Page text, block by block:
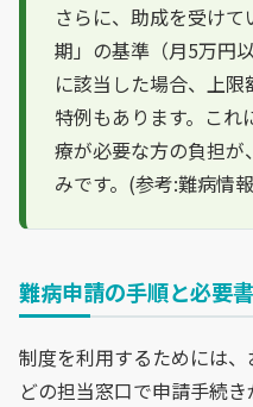
さらに、助成を受け
期」の基準（月5万円
に該当した場合、上
特例もあります。これ
療が必要な方の負担
みです。(参考:難病情
難病申請の手順と必要
制度を利用するためには
どの担当窓口で申請手続